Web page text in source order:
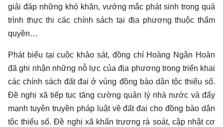
giải đáp những khó khăn, vướng mắc phát sinh trong quá
trình thực thi các chính sách tại địa phương thuộc thẩm
quyền…
Phát biểu tại cuộc khảo sát, đồng chí Hoàng Ngân Hoàn
đã ghi nhận những nỗ lực của địa phương trong triển khai
các chính sách đất đai ở vùng đồng bào dân tộc thiểu số.
Đề nghị xã tiếp tục tăng cường quản lý nhà nước và đẩy
mạnh tuyên truyền pháp luật về đất đai cho đồng bào dân
tộc thiểu số. Đề nghị xã khẩn trương rà soát, cập nhật cơ